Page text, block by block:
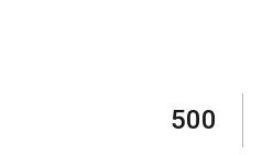
500